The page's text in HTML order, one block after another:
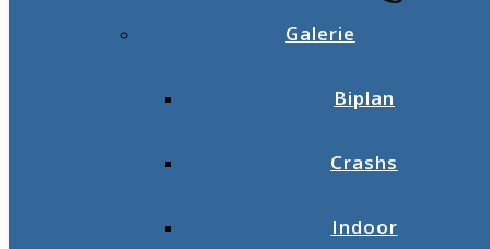
Galerie
Biplan
Crashs
Indoor